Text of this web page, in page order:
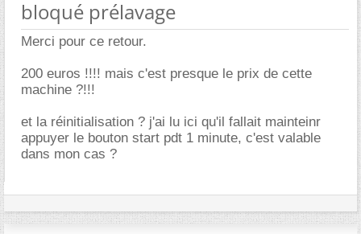
bloqué prélavage
Merci pour ce retour.
200 euros !!!! mais c'est presque le prix de cette
machine ?!!!
et la réinitialisation ? j'ai lu ici qu'il fallait mainteinr
appuyer le bouton start pdt 1 minute, c'est valable
dans mon cas ?